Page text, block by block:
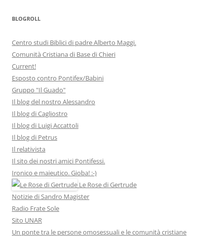
BLOGROLL
Centro studi Biblici di padre Alberto Maggi.
Comunità Cristiana di Base di Chieri
Current!
Esposto contro Pontifex/Babini
Gruppo "Il Guado"
Il blog del nostro Alessandro
Il blog di Cagliostro
Il blog di Luigi Accattoli
Il blog di Petrus
Il relativista
Il sito dei nostri amici Pontifessi.
Ironico e maieutico. Gioba! :-)
Le Rose di Gertrude
Notizie di Sandro Magister
Radio Frate Sole
Sito UNAR
Un ponte tra le persone omosessuali e le comunità cristiane